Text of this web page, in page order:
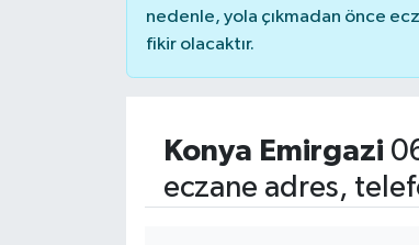
nedenle, yola çıkmadan önce
fikir olacaktır.
Konya Emirgazi
eczane adres,